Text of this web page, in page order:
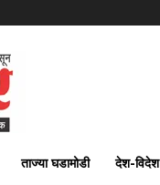
ताज्या घडामोडी देश-विदेश